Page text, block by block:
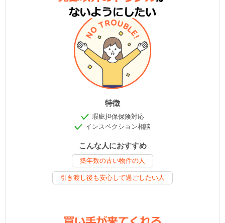
特徴
瑕疵担保保険対応
インスペクション相談
こんな人におすすめ
築年数の古い物件の人
引き渡し後も安心して過ごしたい人